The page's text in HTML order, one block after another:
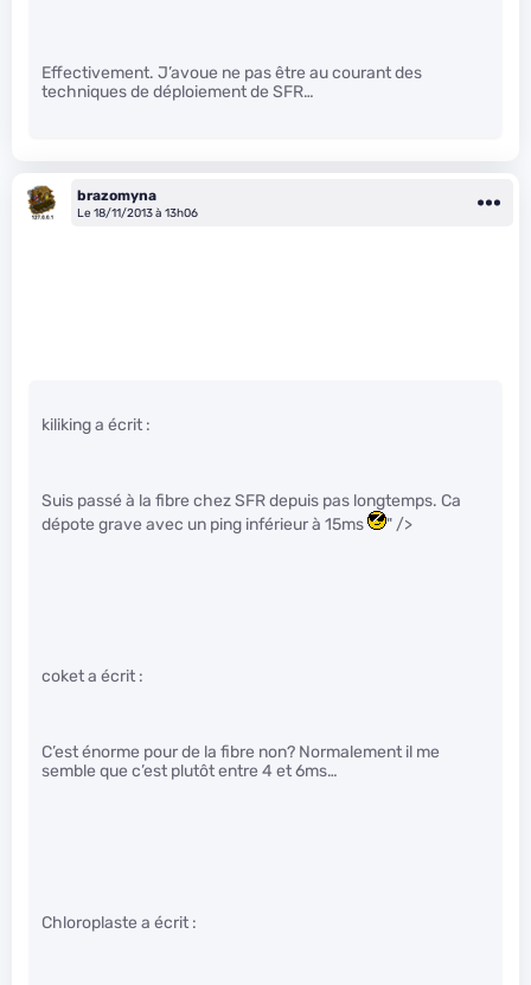
Effectivement. J’avoue ne pas être au courant des
techniques de déploiement de SFR…
brazomyna
Le 18/11/2013 à 13h06
kiliking a écrit :
Suis passé à la fibre chez SFR depuis pas longtemps. Ca
dépote grave avec un ping inférieur à 15ms
" />
coket a écrit :
C’est énorme pour de la fibre non? Normalement il me
semble que c’est plutôt entre 4 et 6ms…
Chloroplaste a écrit :